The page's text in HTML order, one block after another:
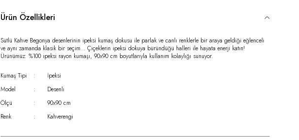
Ürün Özellikleri
Sütlü Kahve Begonya desenlerinin ipeksi kumaş dokusu ile parlak ve canlı renklerle bir araya geldiği eğlenceli
ve aynı zamanda klasik bir seçim… Çiçeklerin ipeksi dokuya büründüğü halleri ile hayata enerji katın!
Ürünümüz: %100 ipeksi rayon kumaşı, 90x90 cm boyutlarıyla kullanım kolaylığı sunuyor.
Kumaş Tipi :
İpeksi
Model
:
Desenli
Ölçü
:
90x90 cm
Renk
: Kahverengi